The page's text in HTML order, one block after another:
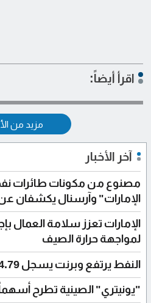
اقرأ أيضاً:
مزيد من
آخر الأخبار
مصنوع من مكونات طائرات
الإمارات" وآرسنال يكشفان
الإمارات تعزز سلامة العمال
لمواجهة حرارة الصيف
النفط يرتفع وبرنت يسجل 84.79 دولاراً مع تراجع الدولار
"يونيتري" الصينية تطرح أسهماً بـ904 ملايين